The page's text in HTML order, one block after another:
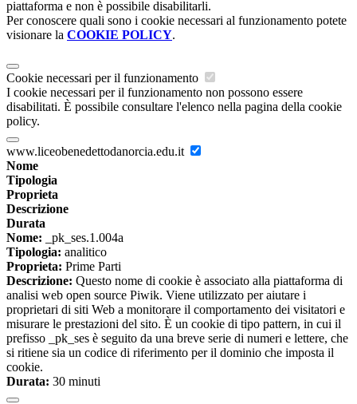
piattaforma e non è possibile disabilitarli.
Per conoscere quali sono i cookie necessari al funzionamento potete
visionare la COOKIE POLICY.
Cookie necessari per il funzionamento
I cookie necessari per il funzionamento non possono essere
disabilitati. È possibile consultare l'elenco nella pagina della cookie
policy.
www.liceobenedettodanorcia.edu.it
Nome
Tipologia
Proprieta
Descrizione
Durata
Nome: _pk_ses.1.004a
Tipologia: analitico
Proprieta: Prime Parti
Descrizione: Questo nome di cookie è associato alla piattaforma di
analisi web open source Piwik. Viene utilizzato per aiutare i
proprietari di siti Web a monitorare il comportamento dei visitatori e
misurare le prestazioni del sito. È un cookie di tipo pattern, in cui il
prefisso _pk_ses è seguito da una breve serie di numeri e lettere, che
si ritiene sia un codice di riferimento per il dominio che imposta il
cookie.
Durata: 30 minuti